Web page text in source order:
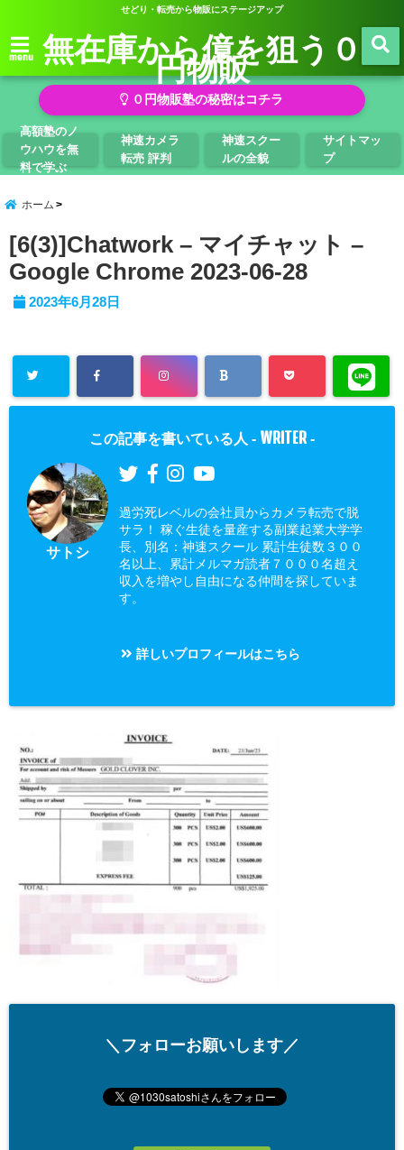
せどり・転売から物販にステージアップ
menu 無在庫から億を狙う０
円物販
０円物販塾の秘密はコチラ
高額塾のノ
ウハウを無
料で学ぶ
神速カメラ
転売 評判
神速スクー
ルの全貌
サイトマッ
プ
ホーム
[6(3)]Chatwork – マイチャット –
Google Chrome 2023-06-28
2023年6月28日
この記事を書いている人 - WRITER -
サトシ
過労死レベルの会社員からカメラ転売で脱
サラ！ 稼ぐ生徒を量産する副業起業大学学
長、別名：神速スクール 累計生徒数３００
名以上、累計メルマガ読者７０００名超え
収入を増やし自由になる仲間を探していま
す。
詳しいプロフィールはこちら
＼フォローお願いします／